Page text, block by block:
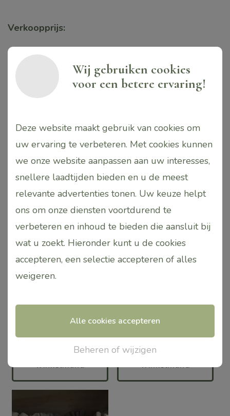
Verkoopprijs:
Flacons met sticks 200ml. € 24,95 – In luxe
Navulzak 450ml. € 32,95
Set Flacon + navulling € 49,95 – In luxe box
Gerelateerde producten
€23,95
Toevoegen
winkelmand
Dit
product
heeft
meerdere
variaties.
Deze
optie
productpagina
€22,95
winkelmand
Dit
product
heeft
meerdere
variaties.
Deze
worden
op
productpagina
Wij gebruiken cookies
voor een betere ervaring!
Deze website maakt gebruik van cookies om
uw ervaring te verbeteren. Met cookies kunnen
we onze website aanpassen aan uw interesses,
snellere laadtijden bieden en u de meest
relevante advertenties tonen. Uw keuze helpt
ons om onze diensten voortdurend te
verbeteren en inhoud te bieden die aansluit bij
wat u zoekt. Hieronder kunt u de cookies
accepteren, een selectie accepteren of alles
weigeren.
Alle cookies accepteren
Beheren of wijzigen